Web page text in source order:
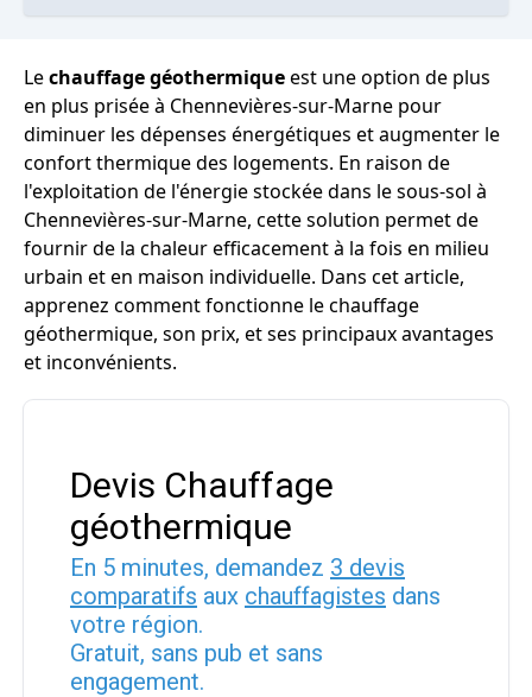
Lechauffage géothermiqueest une option de plus
en plus prisée à Chennevières-sur-Marne pour
diminuer les dépenses énergétiques et augmenter le
confort thermique des logements. En raison de
l'exploitation de l'énergie stockée dans le sous-sol à
Chennevières-sur-Marne, cette solution permet de
fournir de la chaleur efficacement à la fois en milieu
urbain et en maison individuelle. Dans cet article,
apprenez comment fonctionne le chauffage
géothermique, son prix, et ses principaux avantages
et inconvénients.
Devis Chauffage
géothermique
En 5 minutes, demandez 3 devis
comparatifs aux chauffagistes dans
votre région.
Gratuit, sans pub et sans
engagement.